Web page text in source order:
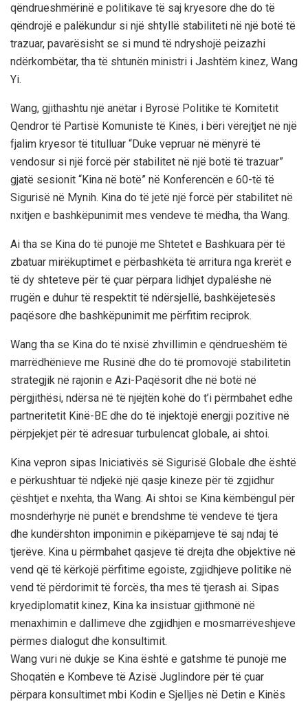
qëndrueshmërinë e politikave të saj kryesore dhe do të
qëndrojë e palëkundur si një shtyllë stabiliteti në një botë të
trazuar, pavarësisht se si mund të ndryshojë peizazhi
ndërkombëtar, tha të shtunën ministri i Jashtëm kinez, Wang
Yi.
Wang, gjithashtu një anëtar i Byrosë Politike të Komitetit
Qendror të Partisë Komuniste të Kinës, i bëri vërejtjet në një
fjalim kryesor të titulluar “Duke vepruar në mënyrë të
vendosur si një forcë për stabilitet në një botë të trazuar”
gjatë sesionit “Kina në botë” në Konferencën e 60-të të
Sigurisë në Mynih. Kina do të jetë një forcë për stabilitet në
nxitjen e bashkëpunimit mes vendeve të mëdha, tha Wang.
Ai tha se Kina do të punojë me Shtetet e Bashkuara për të
zbatuar mirëkuptimet e përbashkëta të arritura nga krerët e
të dy shteteve për të çuar përpara lidhjet dypalëshe në
rrugën e duhur të respektit të ndërsjellë, bashkëjetesës
paqësore dhe bashkëpunimit me përfitim reciprok.
Wang tha se Kina do të nxisë zhvillimin e qëndrueshëm të
marrëdhënieve me Rusinë dhe do të promovojë stabilitetin
strategjik në rajonin e Azi-Paqësorit dhe në botë në
përgjithësi, ndërsa në të njëjtën kohë do t’i përmbahet edhe
partneritetit Kinë-BE dhe do të injektojë energji pozitive në
përpjekjet për të adresuar turbulencat globale, ai shtoi.
Kina vepron sipas Iniciativës së Sigurisë Globale dhe është
e përkushtuar të ndjekë një qasje kineze për të zgjidhur
çështjet e nxehta, tha Wang. Ai shtoi se Kina këmbëngul për
mosndërhyrje në punët e brendshme të vendeve të tjera
dhe kundërshton imponimin e pikëpamjeve të saj ndaj të
tjerëve. Kina u përmbahet qasjeve të drejta dhe objektive në
vend që të kërkojë përfitime egoiste, zgjidhjeve politike në
vend të përdorimit të forcës, tha mes të tjerash ai. Sipas
kryediplomatit kinez, Kina ka insistuar gjithmonë në
menaxhimin e dallimeve dhe zgjidhjen e mosmarrëveshjeve
përmes dialogut dhe konsultimit.
Wang vuri në dukje se Kina është e gatshme të punojë me
Shoqatën e Kombeve të Azisë Juglindore për të çuar
përpara konsultimet mbi Kodin e Sjelljes në Detin e Kinës